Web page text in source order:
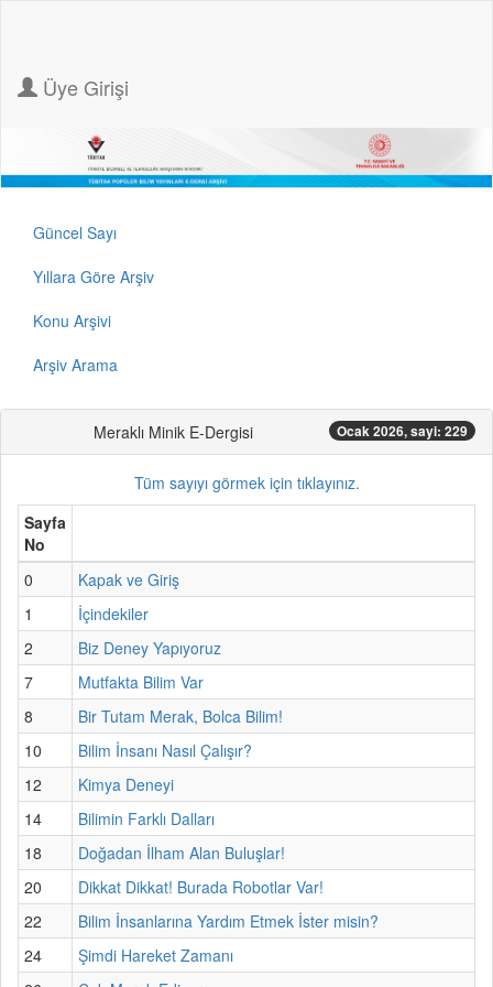
Üye Girişi
Güncel Sayı
Yıllara Göre Arşiv
Konu Arşivi
Arşiv Arama
Meraklı Minik E-Dergisi Ocak 2026, sayi: 229
Tüm sayıyı görmek için tıklayınız.
Sayfa
No
0
Kapak ve Giriş
1
İçindekiler
2
Biz Deney Yapıyoruz
7
Mutfakta Bilim Var
8
Bir Tutam Merak, Bolca Bilim!
10
Bilim İnsanı Nasıl Çalışır?
12
Kimya Deneyi
14
Bilimin Farklı Dalları
18
Doğadan İlham Alan Buluşlar!
20
Dikkat Dikkat! Burada Robotlar Var!
22
Bilim İnsanlarına Yardım Etmek İster misin?
24
Şimdi Hareket Zamanı